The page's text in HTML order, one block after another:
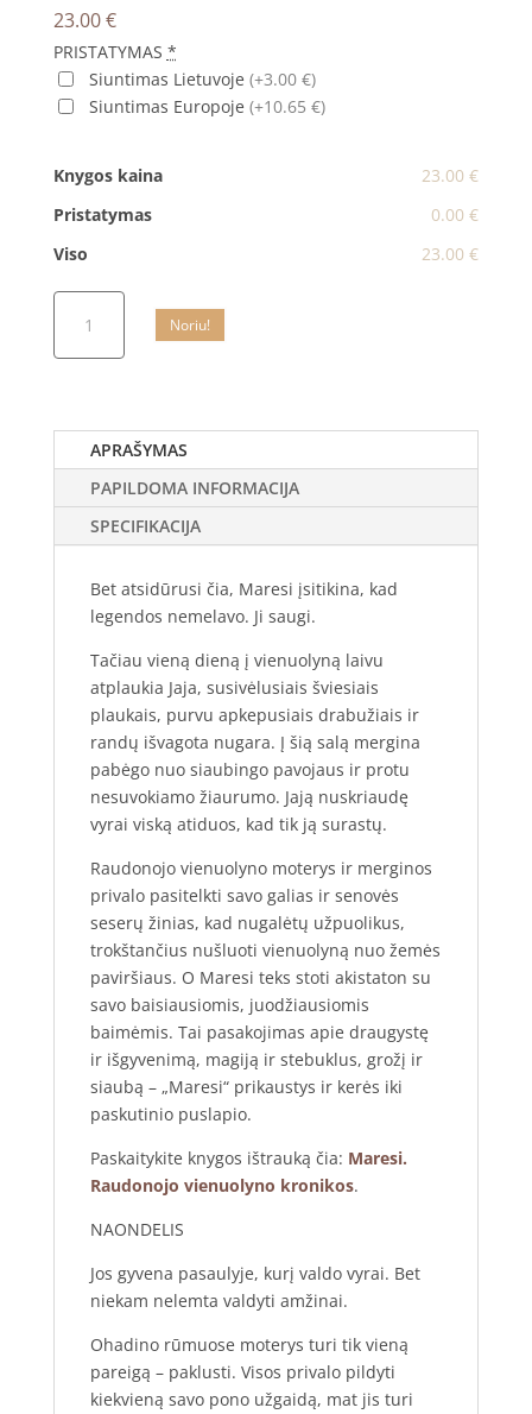
23.00€
PRISTATYMAS *
Siuntimas Lietuvoje (+3.00 €)
Siuntimas Europoje (+10.65 €)
Knygos kaina
23.00 €
Pristatymas
0.00 €
Viso
23.00 €
kiekis:
Komplektas
NAONDELIS
|
Maria
Turtschaninoff
Noriu!
APRAŠYMAS
PAPILDOMA INFORMACIJA
SPECIFIKACIJA
Bet atsidūrusi čia, Maresi įsitikina, kad
legendos nemelavo. Ji saugi.
Tačiau vieną dieną į vienuolyną laivu
atplaukia Jaja, susivėlusiais šviesiais
plaukais, purvu apkepusiais drabužiais ir
randų išvagota nugara. Į šią salą mergina
pabėgo nuo siaubingo pavojaus ir protu
nesuvokiamo žiaurumo. Jają nuskriaudę
vyrai viską atiduos, kad tik ją surastų.
Raudonojo vienuolyno moterys ir merginos
privalo pasitelkti savo galias ir senovės
seserų žinias, kad nugalėtų užpuolikus,
trokštančius nušluoti vienuolyną nuo žemės
paviršiaus. O Maresi teks stoti akistaton su
savo baisiausiomis, juodžiausiomis
baimėmis. Tai pasakojimas apie draugystę
ir išgyvenimą, magiją ir stebuklus, grožį ir
siaubą – „Maresi“ prikaustys ir kerės iki
paskutinio puslapio.
Paskaitykite knygos ištrauką čia: Maresi.
Raudonojo vienuolyno kronikos.
NAONDELIS
Jos gyvena pasaulyje, kurį valdo vyrai. Bet
niekam nelemta valdyti amžinai.
Ohadino rūmuose moterys turi tik vieną
pareigą – paklusti. Visos privalo pildyti
kiekvieną savo pono užgaidą, mat jis turi